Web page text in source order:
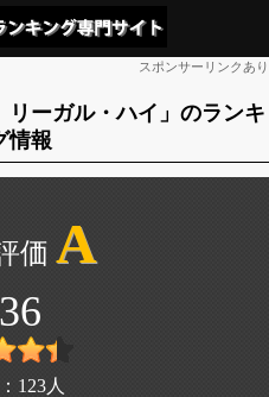
スポンサーリンクあり
ーガル・ハイ」のランキ
情報
A
123 人